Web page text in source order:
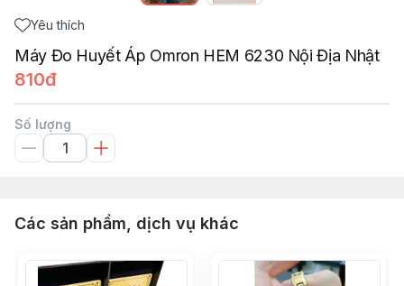
Yêu thích
Máy Đo Huyết Áp Omron HEM 6230 Nội Địa Nhật
810đ
Số lượng
Các sản phẩm, dịch vụ khác